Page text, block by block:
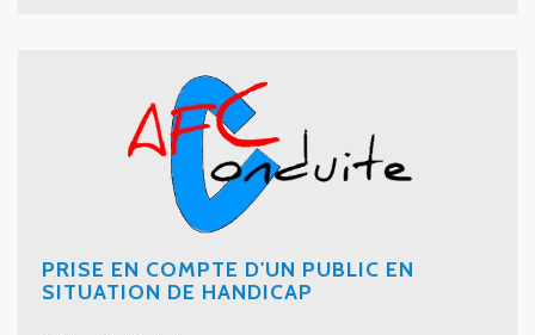
PRISE EN COMPTE D'UN PUBLIC EN
SITUATION DE HANDICAP